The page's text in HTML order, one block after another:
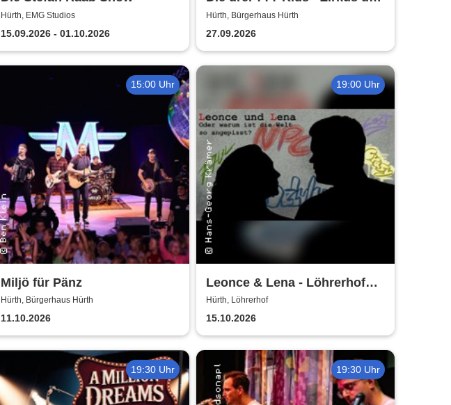
Hürth, EMG Studios
15.09.2026 - 01.10.2026
Rätsel | Bürgerhaus Hürth
Hürth, Bürgerhaus Hürth
27.09.2026
15:00 Uhr
Miljö für Pänz
Hürth, Bürgerhaus Hürth
11.10.2026
19:00 Uhr
Leonce & Lena - Löhrerhof
Hürth
Hürth, Löhrerhof
15.10.2026
19:30 Uhr 19:30 Uhr